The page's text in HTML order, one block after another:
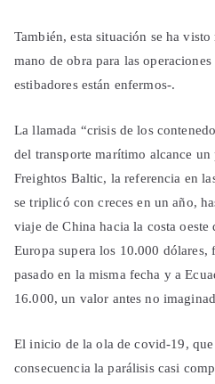
También, esta situación se ha
mano de obra para las
estibadores están enfermos-.
La llamada “crisis de los
del transporte marítimo alcance
Freightos Baltic, la referencia en
se triplicó con creces en un año,
viaje de China hacia la costa
Europa supera los 10.000 dólares,
pasado en la misma fecha y a
16.000, un valor antes no
El inicio de la ola de covid-19,
consecuencia la parálisis casi